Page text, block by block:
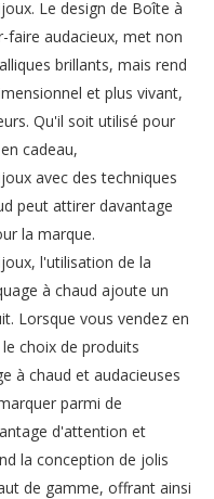
Le design de Boîte à
faire audacieux, met non
brillants, mais rend
et plus vivant,
Qu'il soit utilisé pour
cadeau,
avec des techniques
peut attirer davantage
la marque.
l'utilisation de la
à chaud ajoute un
Lorsque vous vendez en
choix de produits
à chaud et audacieuses
parmi de
d'attention et
la conception de jolis
de gamme, offrant ainsi